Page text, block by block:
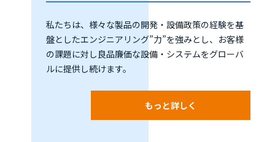
私たちは、様々な製品の開発・設備政策の経験を基
盤としたエンジニアリング”力”を強みとし、お客様
の課題に対し良品廉価な設備・システムをグローバ
ルに提供し続けます。
もっと詳しく